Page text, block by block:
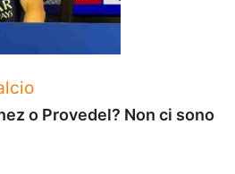
o Provedel? Non ci sono